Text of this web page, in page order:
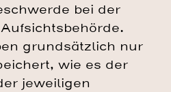
bei der
grundsätzlich nur
wie es der
jeweiligen